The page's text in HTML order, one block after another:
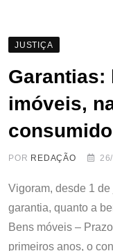
JUSTIÇA
Garantias:
imóveis,
POR REDAÇÃO
Vigoram, desde 1
garantia, quanto a
Bens móveis –
primeiros anos, o